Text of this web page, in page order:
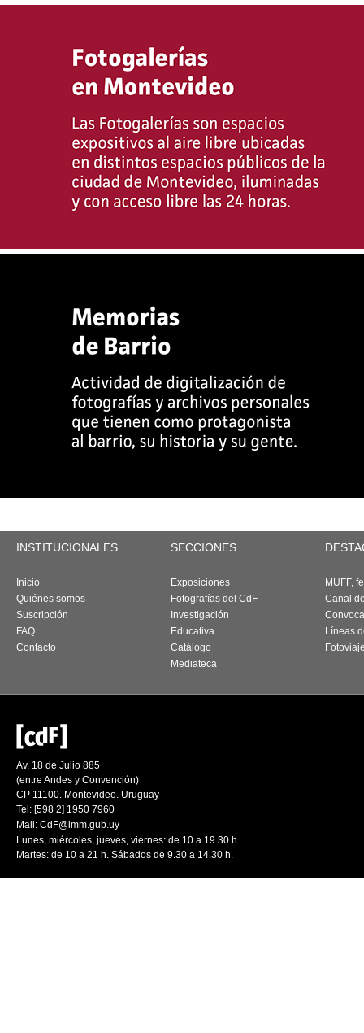
INSTITUCIONALES SECCIONES
Inicio
Quiénes somos
Suscripción
FAQ
Contacto
Exposiciones
Fotografías del CdF
Investigación
Educativa
Catálogo
Mediateca
MUFF,
Canal
Líneas
Av. 18 de Julio 885
(entre Andes y Convención)
CP 11100. Montevideo. Uruguay
Tel: [598 2] 1950 7960
Mail: CdF@imm.gub.uy
Lunes, miércoles, jueves, viernes: de 10 a 19.30 h.
Martes: de 10 a 21 h. Sábados de 9.30 a 14.30 h.